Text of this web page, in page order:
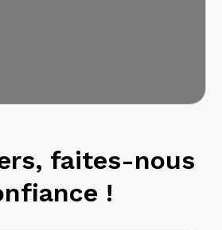
faites-nous
!